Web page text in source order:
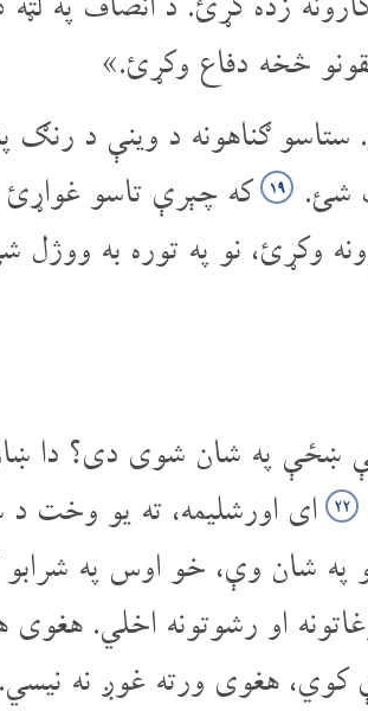
څخه دفاع وکړئ.»
ګناهونه د وینې د رنګ
شئ.
۱۹ که چېرې تاسو
وکړئ، نو په توره به
ښځې په شان شوی دی؟ دا
۲۲
ای اورشلیمه، ته یو وخت
په شان وې، خو اوس په
او رشوتونه اخلي. هغوی
هغوی ورته غوږ نه نیسي.